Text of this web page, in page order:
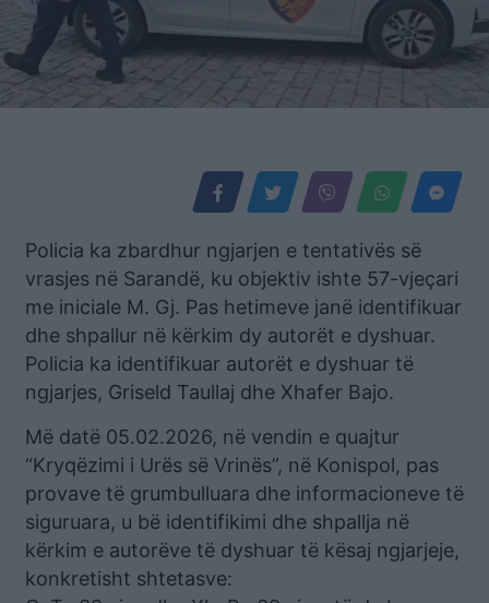
Policia ka zbardhur ngjarjen e tentativës së
vrasjes në Sarandë, ku objektiv ishte 57-vjeçari
me iniciale M. Gj. Pas hetimeve janë identifikuar
dhe shpallur në kërkim dy autorët e dyshuar.
Policia ka identifikuar autorët e dyshuar të
ngjarjes, Griseld Taullaj dhe Xhafer Bajo.
Më datë 05.02.2026, në vendin e quajtur
“Kryqëzimi i Urës së Vrinës”, në Konispol, pas
provave të grumbulluara dhe informacioneve të
siguruara, u bë identifikimi dhe shpallja në
kërkim e autorëve të dyshuar të kësaj ngjarjeje,
konkretisht shtetasve: